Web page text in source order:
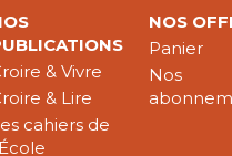
& Vivre
& Lire
cahiers de
NOS
Panier
Nos